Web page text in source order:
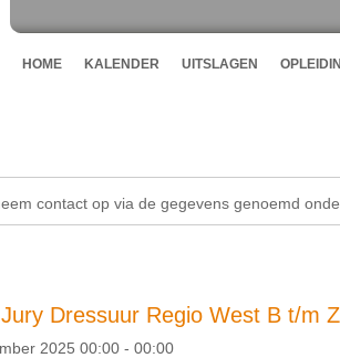
HOME KALENDER UITSLAGEN
contact op via de gegevens genoemd
Dressuur Regio West B t/m
2025 00:00 - 00:00